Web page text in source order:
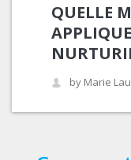
QUELLE
by Marie